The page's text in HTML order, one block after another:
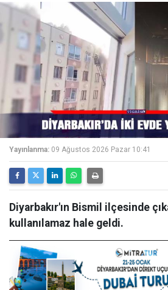
Yayınlanma: 09 Ağustos 2026 Pazar 10:41
Diyarbakır'ın Bismil ilçesinde
kullanılamaz hale geldi.